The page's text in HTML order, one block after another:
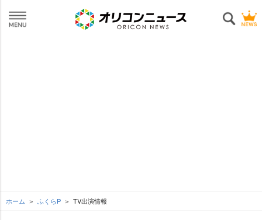
ホーム ふくらP TV出演情報